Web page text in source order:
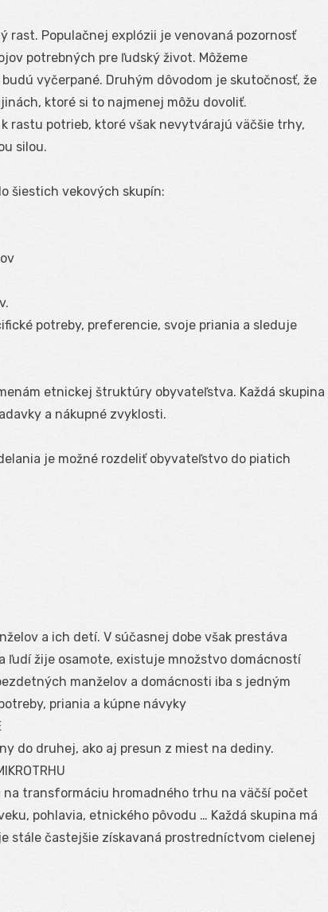
rast. Populačnej explózii je venovaná pozornosť
potrebných pre ľudský život. Môžeme
vyčerpané. Druhým dôvodom je skutočnosť, že
ktoré si to najmenej môžu dovoliť.
rastu potrieb, ktoré však nevytvárajú väčšie trhy,
silou.
šiestich vekových skupín:
potreby, preferencie, svoje priania a sleduje
etnickej štruktúry obyvateľstva. Každá skupina
a nákupné zvyklosti.
je možné rozdeliť obyvateľstvo do piatich
a ich detí. V súčasnej dobe však prestáva
ľudí žije osamote, existuje množstvo domácností
manželov a domácnosti iba s jedným
priania a kúpne návyky
do druhej, ako aj presun z miest na dediny.
na transformáciu hromadného trhu na väčší počet
pohlavia, etnického pôvodu … Každá skupina má
stále častejšie získavaná prostredníctvom cielenej